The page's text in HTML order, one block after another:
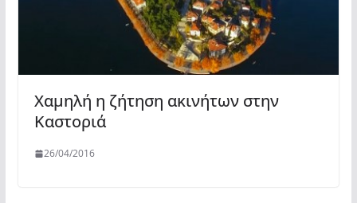
Χαμηλή η ζήτηση ακινήτων στην
Καστοριά
26/04/2016